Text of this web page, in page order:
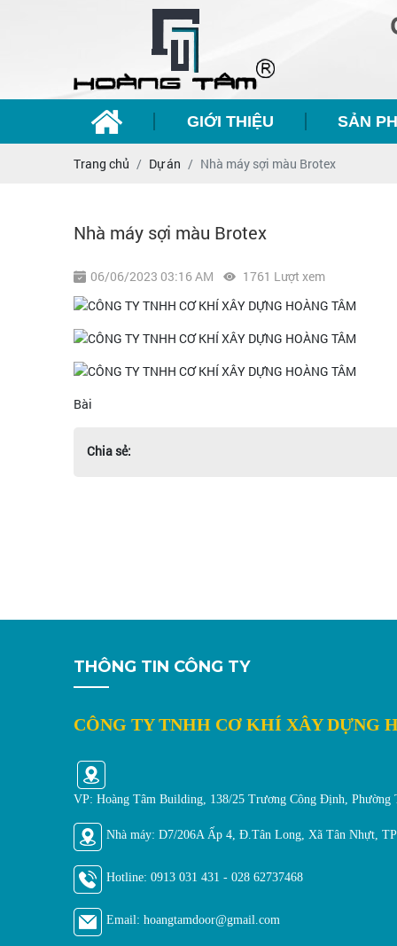
GIỚI THIỆU SẢN
Trang chủ Dự án Nhà máy sợi màu Brotex
Nhà máy sợi màu Brotex
06/06/2023 03:16 AM 1761 Lượt xem
Bài
Chia sẻ:
THÔNG TIN CÔNG TY
CÔNG TY TNHH CƠ KHÍ XÂY DỰNG
VP: Hoàng Tâm Building, 138/25 Trương Công Định, Phường
Nhà máy: D7/206A Ấp 4, Đ.Tân Long, Xã Tân Nhựt,
Hotline: 0913 031 431 - 028 62737468
Email: hoangtamdoor@gmail.com